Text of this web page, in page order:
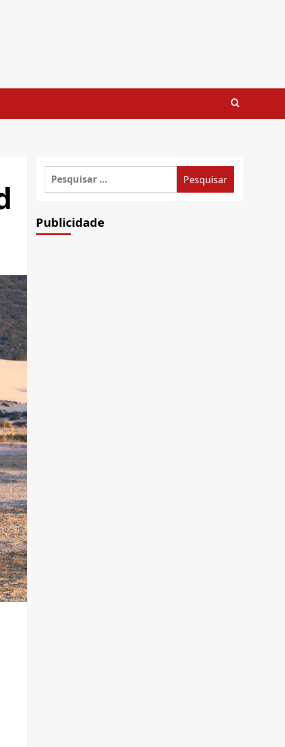
Pesquisar
Publicidade